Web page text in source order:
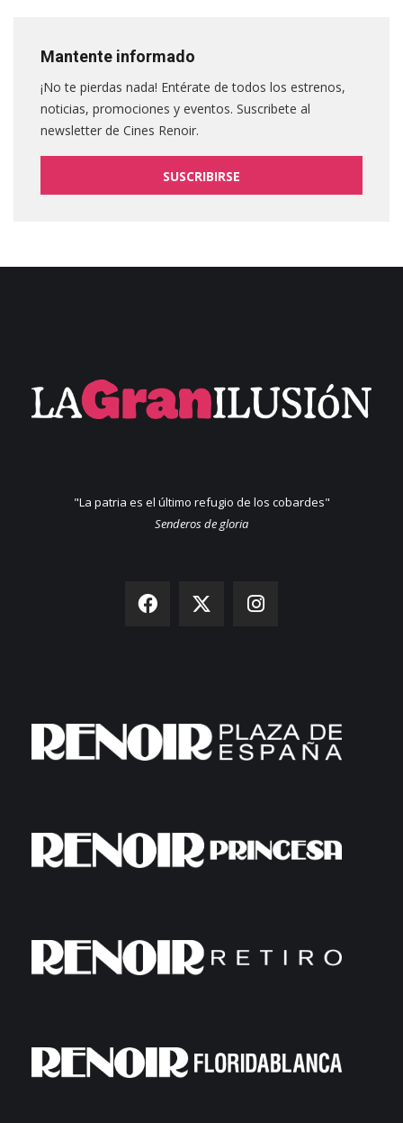
Mantente informado
¡No te pierdas nada! Entérate de todos los estrenos,
noticias, promociones y eventos. Suscribete al
newsletter de Cines Renoir.
SUSCRIBIRSE
"La patria es el último refugio de los cobardes"
Senderos de gloria